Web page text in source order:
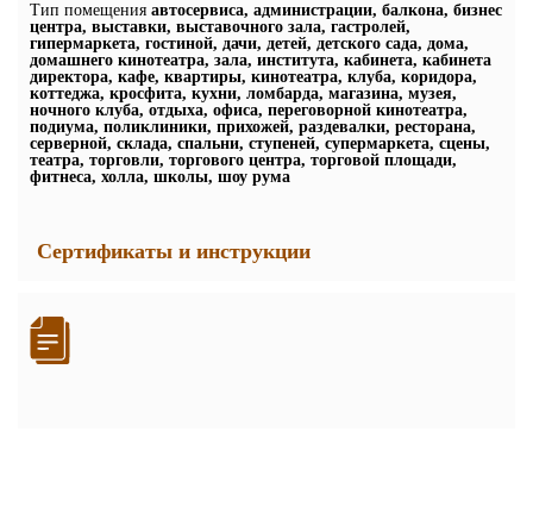
Тип помещения автосервиса, администрации, балкона, бизнес
центра, выставки, выставочного зала, гастролей,
гипермаркета, гостиной, дачи, детей, детского сада, дома,
домашнего кинотеатра, зала, института, кабинета, кабинета
директора, кафе, квартиры, кинотеатра, клуба, коридора,
коттеджа, кросфита, кухни, ломбарда, магазина, музея,
ночного клуба, отдыха, офиса, переговорной кинотеатра,
подиума, поликлиники, прихожей, раздевалки, ресторана,
серверной, склада, спальни, ступеней, супермаркета, сцены,
театра, торговли, торгового центра, торговой площади,
фитнеса, холла, школы, шоу рума
Сертификаты и инструкции